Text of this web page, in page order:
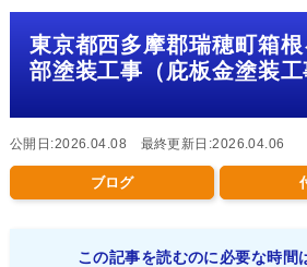
東京都西多摩郡瑞穂町箱
部塗装工事（庇板金塗装工
公開日:2026.04.08 最終更新日:2026.04.06
ブログ
この記事を読むのに必要な時間